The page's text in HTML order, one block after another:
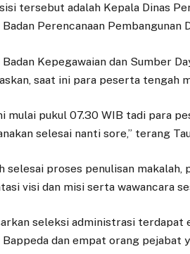
tersebut adalah Kepala Dinas
Badan Perencanaan Pembangunan
Kepegawaian dan Sumber
saat ini para peserta tengah
mulai pukul 07.30 WIB tadi para
selesai nanti sore,” terang
selesai proses penulisan
visi dan misi serta wawancara
seleksi administrasi
Bappeda dan empat orang